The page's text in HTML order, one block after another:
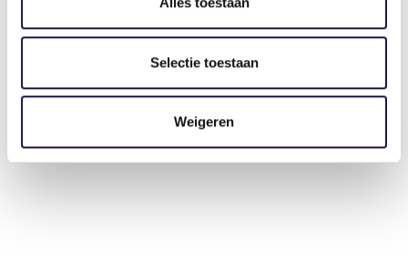
Selectie toestaan
Weigeren